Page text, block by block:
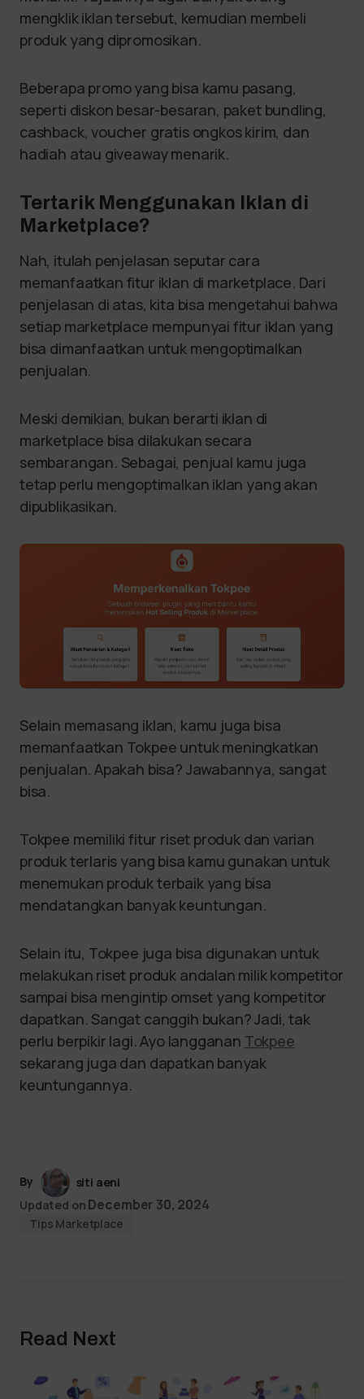
mengklik iklan tersebut, kemudian membeli
produk yang dipromosikan.
Beberapa promo yang bisa kamu pasang,
seperti diskon besar-besaran, paket bundling,
cashback, voucher gratis ongkos kirim, dan
hadiah atau giveaway menarik.
Tertarik Menggunakan Iklan di
Marketplace?
Nah, itulah penjelasan seputar cara
memanfaatkan fitur iklan di marketplace. Dari
penjelasan di atas, kita bisa mengetahui bahwa
setiap marketplace mempunyai fitur iklan yang
bisa dimanfaatkan untuk mengoptimalkan
penjualan.
Meski demikian, bukan berarti iklan di
marketplace bisa dilakukan secara
sembarangan. Sebagai, penjual kamu juga
tetap perlu mengoptimalkan iklan yang akan
dipublikasikan.
Selain memasang iklan, kamu juga bisa
memanfaatkan Tokpee untuk meningkatkan
penjualan. Apakah bisa? Jawabannya, sangat
bisa.
Tokpee memiliki fitur riset produk dan varian
produk terlaris yang bisa kamu gunakan untuk
menemukan produk terbaik yang bisa
mendatangkan banyak keuntungan.
Selain itu, Tokpee juga bisa digunakan untuk
melakukan riset produk andalan milik kompetitor
sampai bisa mengintip omset yang kompetitor
dapatkan. Sangat canggih bukan? Jadi, tak
perlu berpikir lagi. Ayo langganan Tokpee
sekarang juga dan dapatkan banyak
keuntungannya.
By
siti aeni
Updated on December 30, 2024
Tips Marketplace
Read Next